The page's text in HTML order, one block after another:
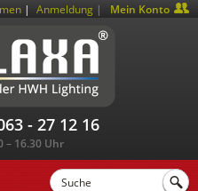
Anmeldung |
Mein Konto
- 27 12 16
– 16.30 Uhr